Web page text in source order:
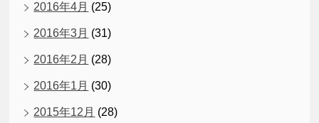
2016年4月 (25)
2016年3月 (31)
2016年2月 (28)
2016年1月 (30)
2015年12月 (28)